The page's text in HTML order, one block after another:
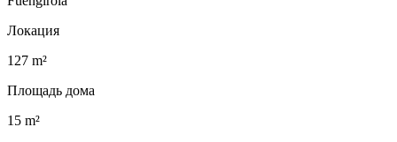
Локация
127 m²
Площадь дома
15 m²